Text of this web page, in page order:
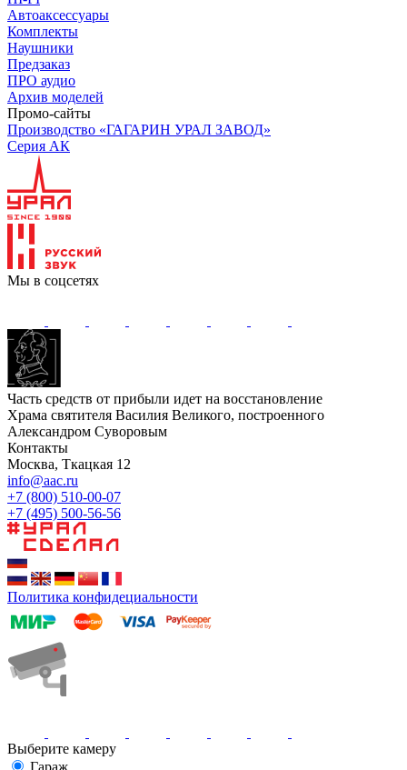
Автоаксессуары
Комплекты
Наушники
Предзаказ
ПРО аудио
Архив моделей
Промо-сайты
Производство «ГАГАРИН УРАЛ ЗАВОД»
Серия АК
Мы в соцсетях
Часть средств от прибыли идет на восстановление
Храма святителя Василия Великого, построенного
Александром Суворовым
Контакты
Москва, Ткацкая 12
info@aac.ru
+7 (800) 510-00-07
+7 (495) 500-56-56
Политика конфидециальности
Выберите камеру
Гараж